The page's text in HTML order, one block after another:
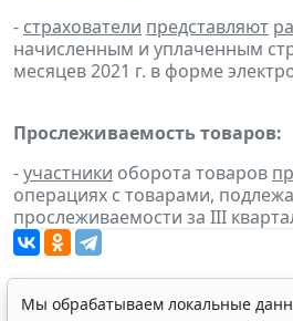
- страхователи представляют
начисленным и уплаченным
месяцев 2021 г. в форме
Прослеживаемость товаров:
-участники оборота товаров
операциях с товарами,
прослеживаемости за III
Мы обрабатываем локальные